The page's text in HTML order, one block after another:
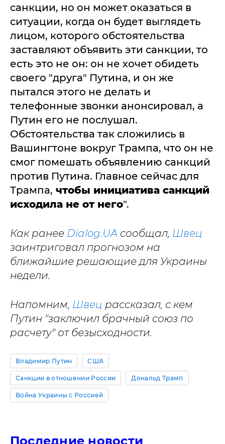
санкции, но он может оказаться в
ситуации, когда он будет выглядеть
лицом, которого обстоятельства
заставляют объявить эти санкции, то
есть это не он: он не хочет обидеть
своего "друга" Путина, и он же
пытался этого не делать и
телефонные звонки анонсировал, а
Путин его не послушал.
Обстоятельства так сложились в
Вашингтоне вокруг Трампа, что он не
смог помешать объявлению санкций
против Путина. Главное сейчас для
Трампа, чтобы инициатива санкций
исходила не от него".
Как ранее Dialog.UA сообщал, Швец
заинтриговал прогнозом на
ближайшие решающие для Украины
недели.
Напомним, Швец рассказал, с кем
Путин "заключил брачный союз по
расчету" от безысходности.
Владимир Путин США
Санкции в отношении России Дональд Трамп
Война Украины с Россией
Последние новости